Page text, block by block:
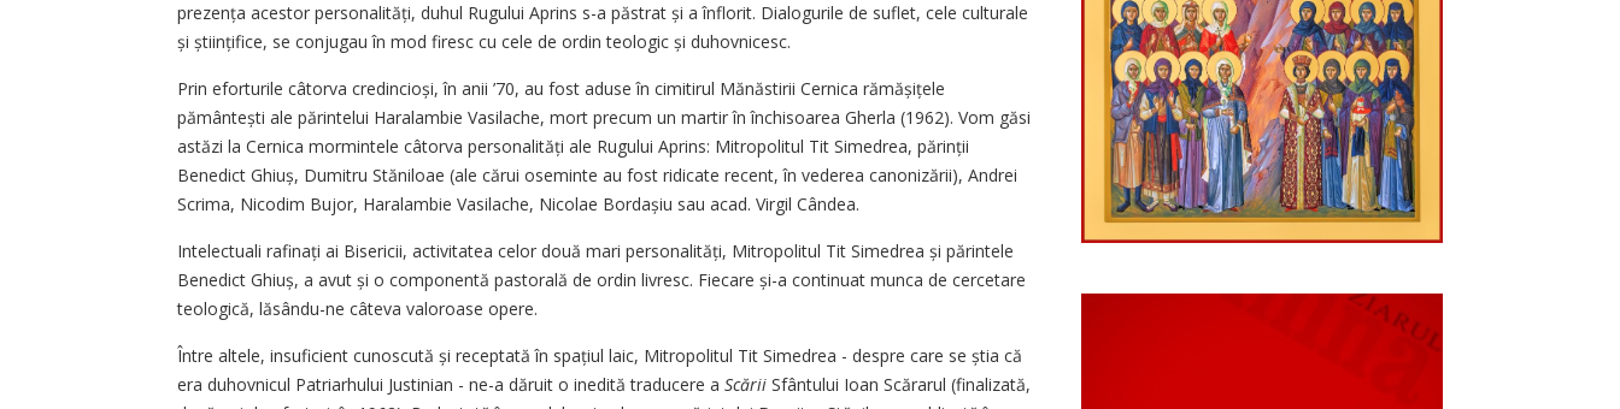
prezen­ța acestor personalități, duhul Rugului Aprins s-a păstrat și a înflorit. Dialogurile de suflet, cele culturale
și științifice, se conjugau în mod firesc cu cele de ordin teologic și duhovnicesc.
Prin eforturile câtorva credin­cioși, în anii ’70, au fost aduse în ci­mi­tirul Mănăstirii Cernica rămă­și­țele
pământești ale părintelui Haralambie Vasilache, mort precum un martir în închisoarea Gherla (1962). Vom găsi
astăzi la Cernica mormintele câtorva personalități ale Rugului Aprins: Mitropolitul Tit Simedrea, părinții
Benedict Ghiuș, Dumitru Stăniloae (ale cărui oseminte au fost ridicate recent, în vederea canonizării), Andrei
Scrima, Nicodim Bujor, Haralambie Vasilache, Nicolae Bordașiu sau acad. Virgil Cândea.
Intelectuali rafinați ai Bisericii, activitatea celor două mari perso­na­lități, Mitropolitul Tit Simedrea și părintele
Benedict Ghiuș, a avut și o componentă pastorală de ordin livresc. Fiecare și-a continuat mun­ca de cercetare
teologică, lă­sân­­du-ne câteva valoroase opere.
Între altele, insuficient cunoscută și receptată în spațiul laic, Mitropolitul Tit Simedrea - despre care se știa că
era duhovnicul Patriarhului Justinian - ne-a dăruit o inedită traducere a Scării Sfântului Ioan Scărarul (finalizată,